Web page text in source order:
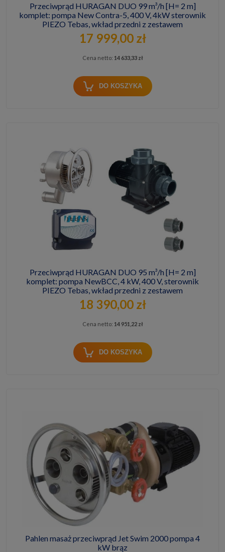
Przeciwprąd HURAGAN DUO 99 m³/h [H= 2 m]
komplet: pompa New Contra-5, 400 V, 4kW sterownik
PIEZO Tebas, wkład przedni z zestawem
montażowym w mur [bez rur, złączek i zaworów]
17 999,00 zł
Cena netto: 14 633,33 zł
DO KOSZYKA
Przeciwprąd HURAGAN DUO 95 m³/h [H= 2 m]
komplet: pompa NewBCC, 4 kW, 400 V, sterownik
PIEZO Tebas, wkład przedni z zestawem
montażowym w mur [bez rur, złączek i zaworów]
18 390,00 zł
Cena netto: 14 951,22 zł
DO KOSZYKA
Pahlen masaż przeciwprąd Jet Swim 2000 pompa 4
kW brąz